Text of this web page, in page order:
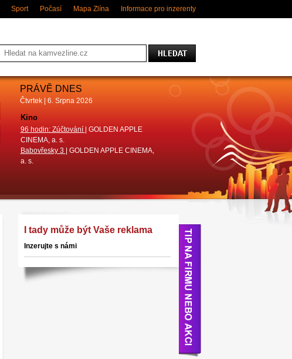
Informace pro inzerenty
Mapa Zlína
Počasí
Sport
PRÁVĚ DNES
Čtvrtek | 6. Srpna 2026
Kino
96 hodin: Zúčtování
| GOLDEN APPLE
CINEMA, a. s.
Babovřesky 3
| GOLDEN APPLE CINEMA,
a. s.
Divadlo
Pohádky do kapsy (Luděk Horký)
DIVADLO MALÁ SCÉNA ZLÍN
Ani o den dýl!
| Městské divadlo Zlín
I tady může být Vaše reklama
Inzerujte s námi